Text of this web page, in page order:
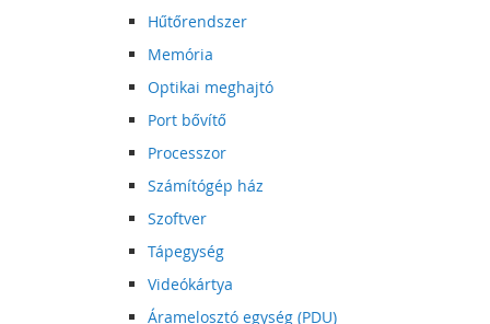
Hűtőrendszer
Memória
Optikai meghajtó
Port bővítő
Processzor
Számítógép ház
Szoftver
Tápegység
Videókártya
Áramelosztó egység (PDU)